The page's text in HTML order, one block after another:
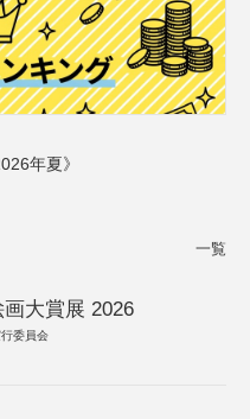
年夏》
一覧
大賞展 2026
委員会